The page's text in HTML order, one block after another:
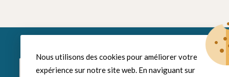
Rayon Chien Espace Chat
Nous utilisons des cookies pour améliorer votre
expérience sur notre site web. En naviguant sur